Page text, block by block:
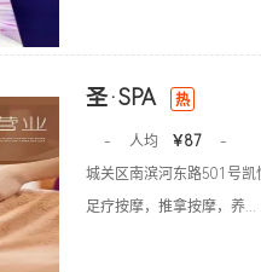
圣·SPA 热
- 人均 ￥87
-
城关区南滨河东路501号凯
足疗按摩，推拿按摩，养...